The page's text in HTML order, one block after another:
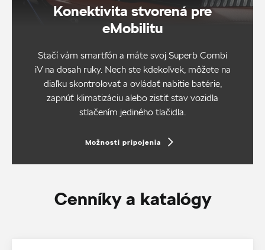
Konektivita stvorená pre
eMobilitu
Stačí vám smartfón a máte svoj Superb Combi
iV na dosah ruky. Nech ste kdekoľvek, môžete na
diaľku skontrolovať a ovládať nabitie batérie,
zapnúť klimatizáciu alebo zistiť stav vozidla
stlačením jediného tlačidla.
Možnosti pripojenia
Cenníky a katalógy